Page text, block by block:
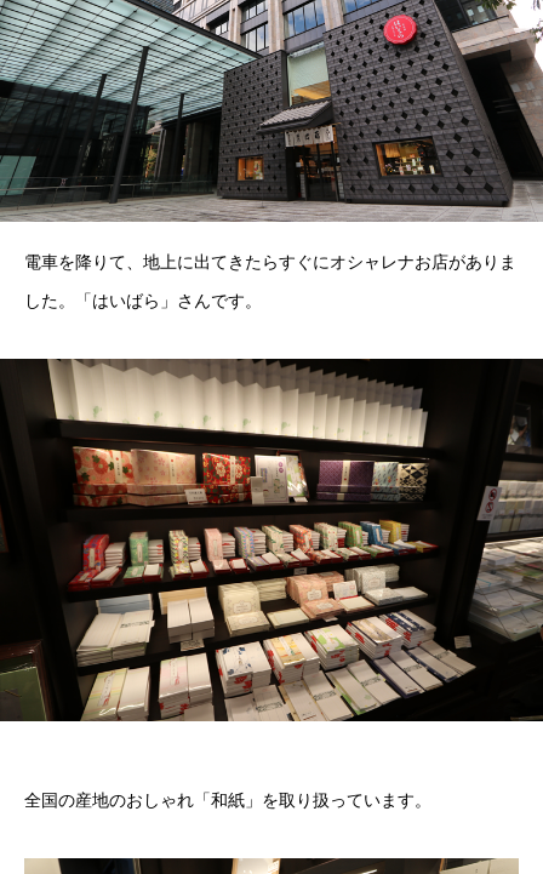
電車を降りて、地上に出てきたらすぐにオシャレナお店がありま
した。「はいばら」さんです。
全国の産地のおしゃれ「和紙」を取り扱っています。